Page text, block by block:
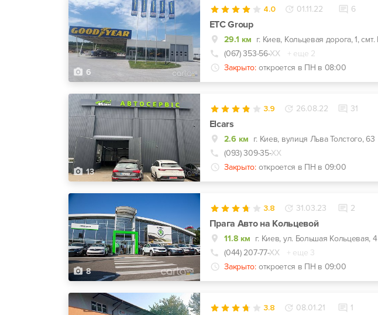
6
4.0 01.11.22 6
ЕТС Group
29.1 км
(067) 353-56-ХХ
+ еще 2
Закрыто: откроется в ПН в 08:00
13
3.9 26.08.22 31
Elcars
2.6 км г. Киев, вулиця Льва Толстого, 63
(093) 309-35-ХХ
Закрыто: откроется в ПН в 09:00
8
3.8 31.03.23 2
Прага Авто на Кольцевой
11.8 км г. Киев, ул. Большая Кольцевая, 4
(044) 207-77-ХХ
+ еще 3
Закрыто: откроется в ПН в 09:00
3.8 08.01.21 1